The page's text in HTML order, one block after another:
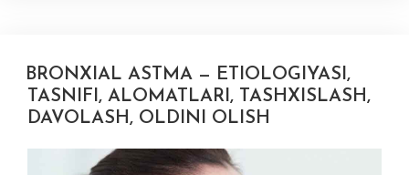
BRONXIAL ASTMA — ETIOLOGIYASI,
TASNIFI, ALOMATLARI, TASHXISLASH,
DAVOLASH, OLDINI OLISH